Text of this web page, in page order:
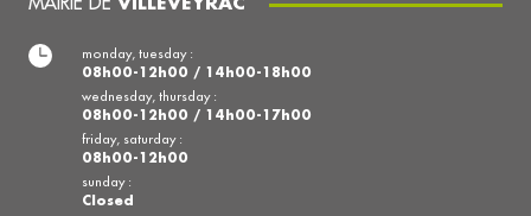
monday, tuesday :
08h00-12h00 / 14h00-18h00
wednesday, thursday :
08h00-12h00 / 14h00-17h00
friday, saturday :
08h00-12h00
sunday :
Closed